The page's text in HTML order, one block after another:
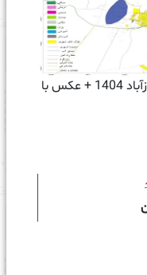
نقشه شیپ فایل (GIS) شهر فیروزآباد 1404 + عکس با